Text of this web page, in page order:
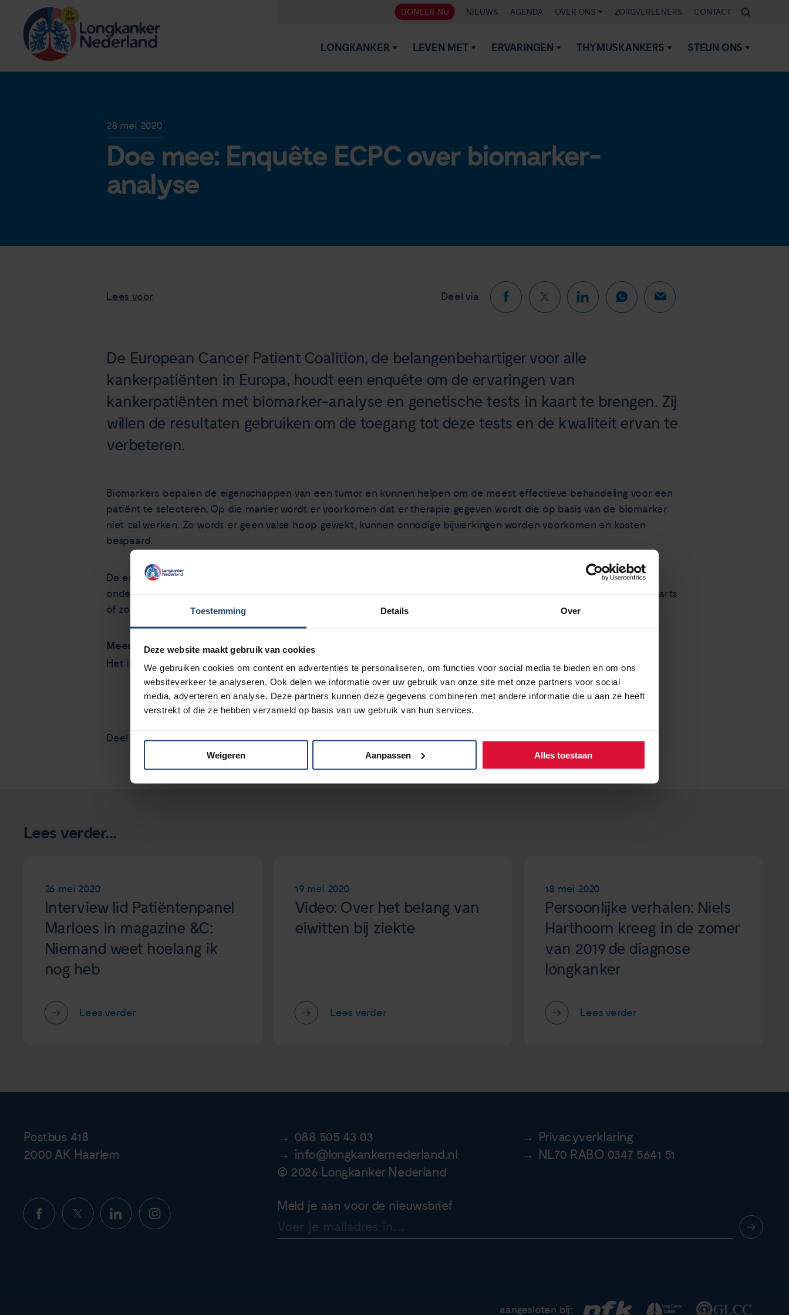
Toestemming Details Over
Deze website maakt gebruik van cookies
We gebruiken cookies om content en advertenties te personaliseren, om functies voor social media te bieden en om ons
websiteverkeer te analyseren. Ook delen we informatie over uw gebruik van onze site met onze partners voor social
media, adverteren en analyse. Deze partners kunnen deze gegevens combineren met andere informatie die u aan ze heeft
verstrekt of die ze hebben verzameld op basis van uw gebruik van hun services.
Weigeren Aanpassen Alles toestaan
DONEER NU NIEUWS AGENDA OVER ONS ZORGVERLENERS CONTACT
LONGKANKER LEVEN MET ERVARINGEN THYMUSKANKERS STEUN ONS
28 mei 2020
Doe mee: Enquête ECPC over biomarker-
analyse
Lees voor Deel via
De European Cancer Patient Coalition, de belangenbehartiger voor alle
kankerpatiënten in Europa, houdt een enquête om de ervaringen van
kankerpatiënten met biomarker-analyse en genetische tests in kaart te brengen. Zij
willen de resultaten gebruiken om de toegang tot deze tests en de kwaliteit ervan te
verbeteren.
Biomarkers bepalen de eigenschappen van een tumor en kunnen helpen om de meest effectieve behandeling voor een
patiënt te selecteren. Op die manier wordt er voorkomen dat er therapie gegeven wordt die op basis van de biomarker
niet zal werken. Zo wordt er geen valse hoop gewekt, kunnen onnodige bijwerkingen worden voorkomen en kosten
bespaard.
De enquête gaat o.a. over de soorten diagnostische tests die je kent of hebt ondergaan, of die je naasten hebben
ondergaan. Daarnaast zijn ze benieuwd hoe jij of je naasten deze tests hebben ervaren en hoe de resultaten door je arts
of zorgverlener met jou zijn gedeeld.
Meedoen?
Het invullen van de online enquête duurt ongeveer 10 minuten.Naar de vragenlijst gaan ->
Deel via
Lees verder...
26 mei 2020
Interview lid Patiëntenpanel
Marloes in magazine &C:
Niemand weet hoelang ik
nog heb
Lees verder
19 mei 2020
Video: Over het belang van
eiwitten bij ziekte
Lees verder
18 mei 2020
Persoonlijke verhalen: Niels
Harthoorn kreeg in de zomer
van 2019 de diagnose
longkanker
Lees verder
Postbus 418
2000 AK Haarlem
088 505 43 03
Privacyverklaring
info@longkankernederland.nl
NL70 RABO 0347 5641 51
© 2026 Longkanker Nederland
Meld je aan voor de nieuwsbrief
aangesloten bij: